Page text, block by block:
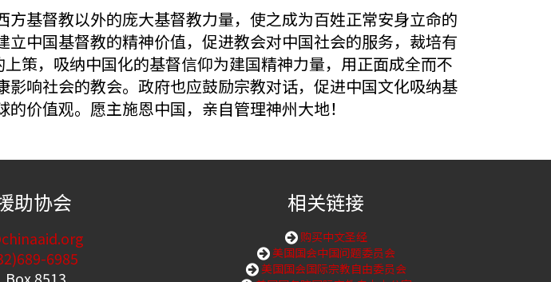
基督教以外的庞大基督教力量，使之成为百姓正常安身立命的
中国基督教的精神价值，促进教会对中国社会的服务，裁培有
策，吸纳中国化的基督信仰为建国精神力量，用正面成全而不
响社会的教会。政府也应鼓励宗教对话，促进中国文化吸纳基
价值观。愿主施恩中国，亲自管理神州大地！
助协会
6985
相关链接
购买中文圣经
美国国会中国问题委员会
美国国会国际宗教自由委员会